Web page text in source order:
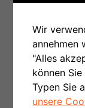
Wir
annehmen
"Alles
können
Typen Sie
unsere